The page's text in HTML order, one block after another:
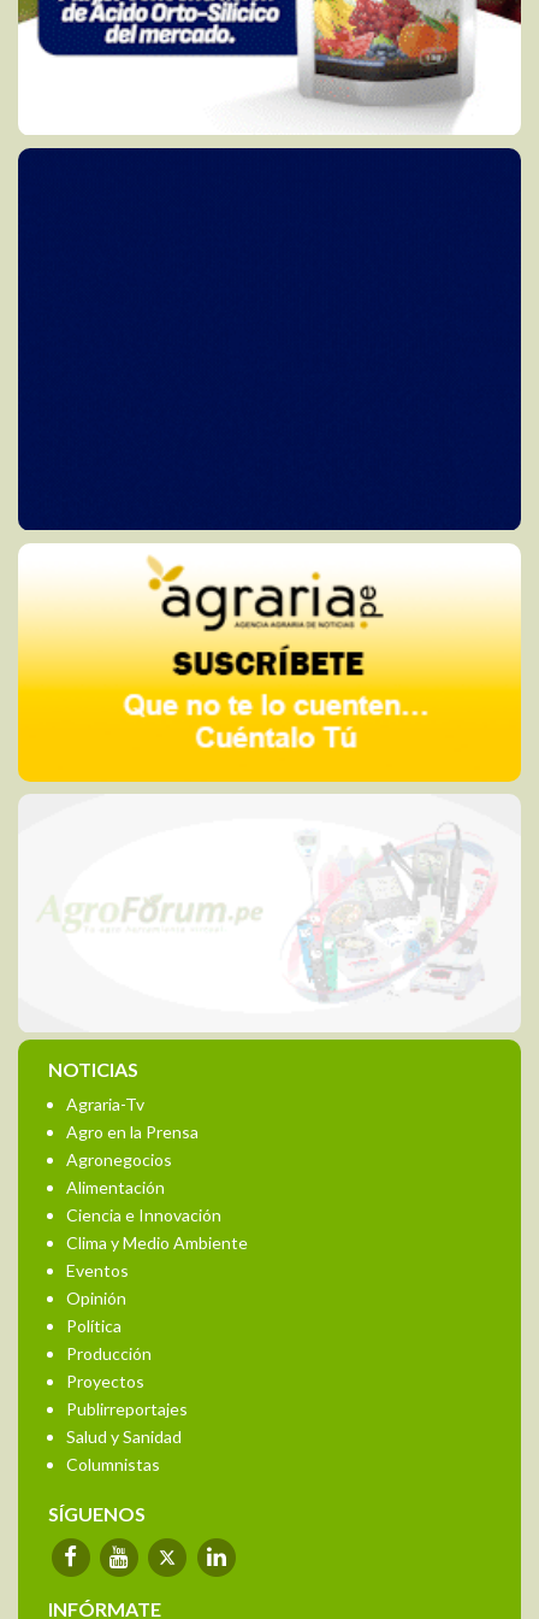
NOTICIAS
Agraria-Tv
Agro en la Prensa
Agronegocios
Alimentación
Ciencia e Innovación
Clima y Medio Ambiente
Eventos
Opinión
Política
Producción
Proyectos
Publirreportajes
Salud y Sanidad
Columnistas
SÍGUENOS
INFÓRMATE